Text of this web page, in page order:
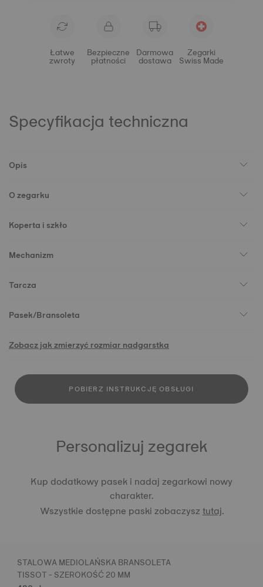
Łatwe
zwroty
Bezpieczne
płatności
Darmowa
dostawa
Zegarki
Swiss Made
Specyfikacja techniczna
Opis
O zegarku
Koperta i szkło
Mechanizm
Tarcza
Pasek/Bransoleta
Zobacz jak zmierzyć rozmiar nadgarstka
POBIERZ INSTRUKCJĘ OBSŁUGI
Personalizuj zegarek
Kup dodatkowy pasek i nadaj zegarkowi nowy
charakter.
Wszystkie dostępne paski zobaczysztutaj.
STALOWA MEDIOLAŃSKA BRANSOLETA
TISSOT - SZEROKOŚĆ 20 MM